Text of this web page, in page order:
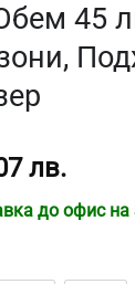
45
лв.
до офис